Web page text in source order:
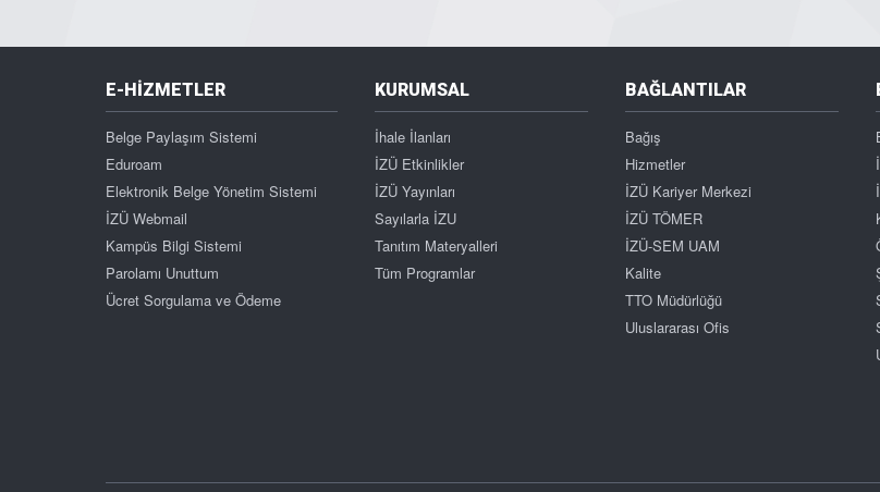
E-HİZMETLER
Belge Paylaşım Sistemi
Eduroam
Elektronik Belge Yönetim Sistemi
İZÜ Webmail
Kampüs Bilgi Sistemi
Parolamı Unuttum
Ücret Sorgulama ve Ödeme
KURUMSAL
İhale İlanları
İZÜ Etkinlikler
İZÜ Yayınları
Sayılarla İZU
Tanıtım Materyalleri
Tüm Programlar
BAĞLANTILAR
Bağış
Hizmetler
İZÜ Kariyer Merkezi
İZÜ TÖMER
İZÜ-SEM UAM
Kalite
TTO Müdürlüğü
Uluslararası Ofis